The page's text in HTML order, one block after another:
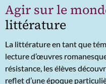
Agir sur le
littérature
La littérature en tant que
lecture d’œuvres
résistance, les élèves
reflet d’une époque